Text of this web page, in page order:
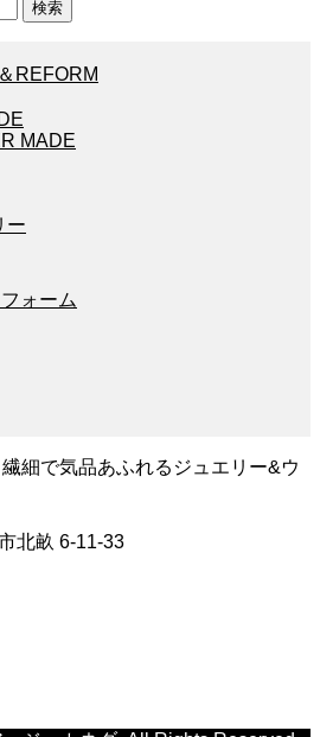
REFORM
MADE
ー
ォーム
細で気品あふれるジュエリー&ウ
北畝 6-11-33